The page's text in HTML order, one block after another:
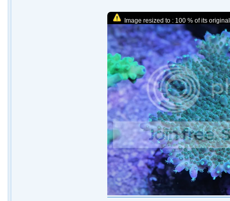
Image resized to : 100 % of its